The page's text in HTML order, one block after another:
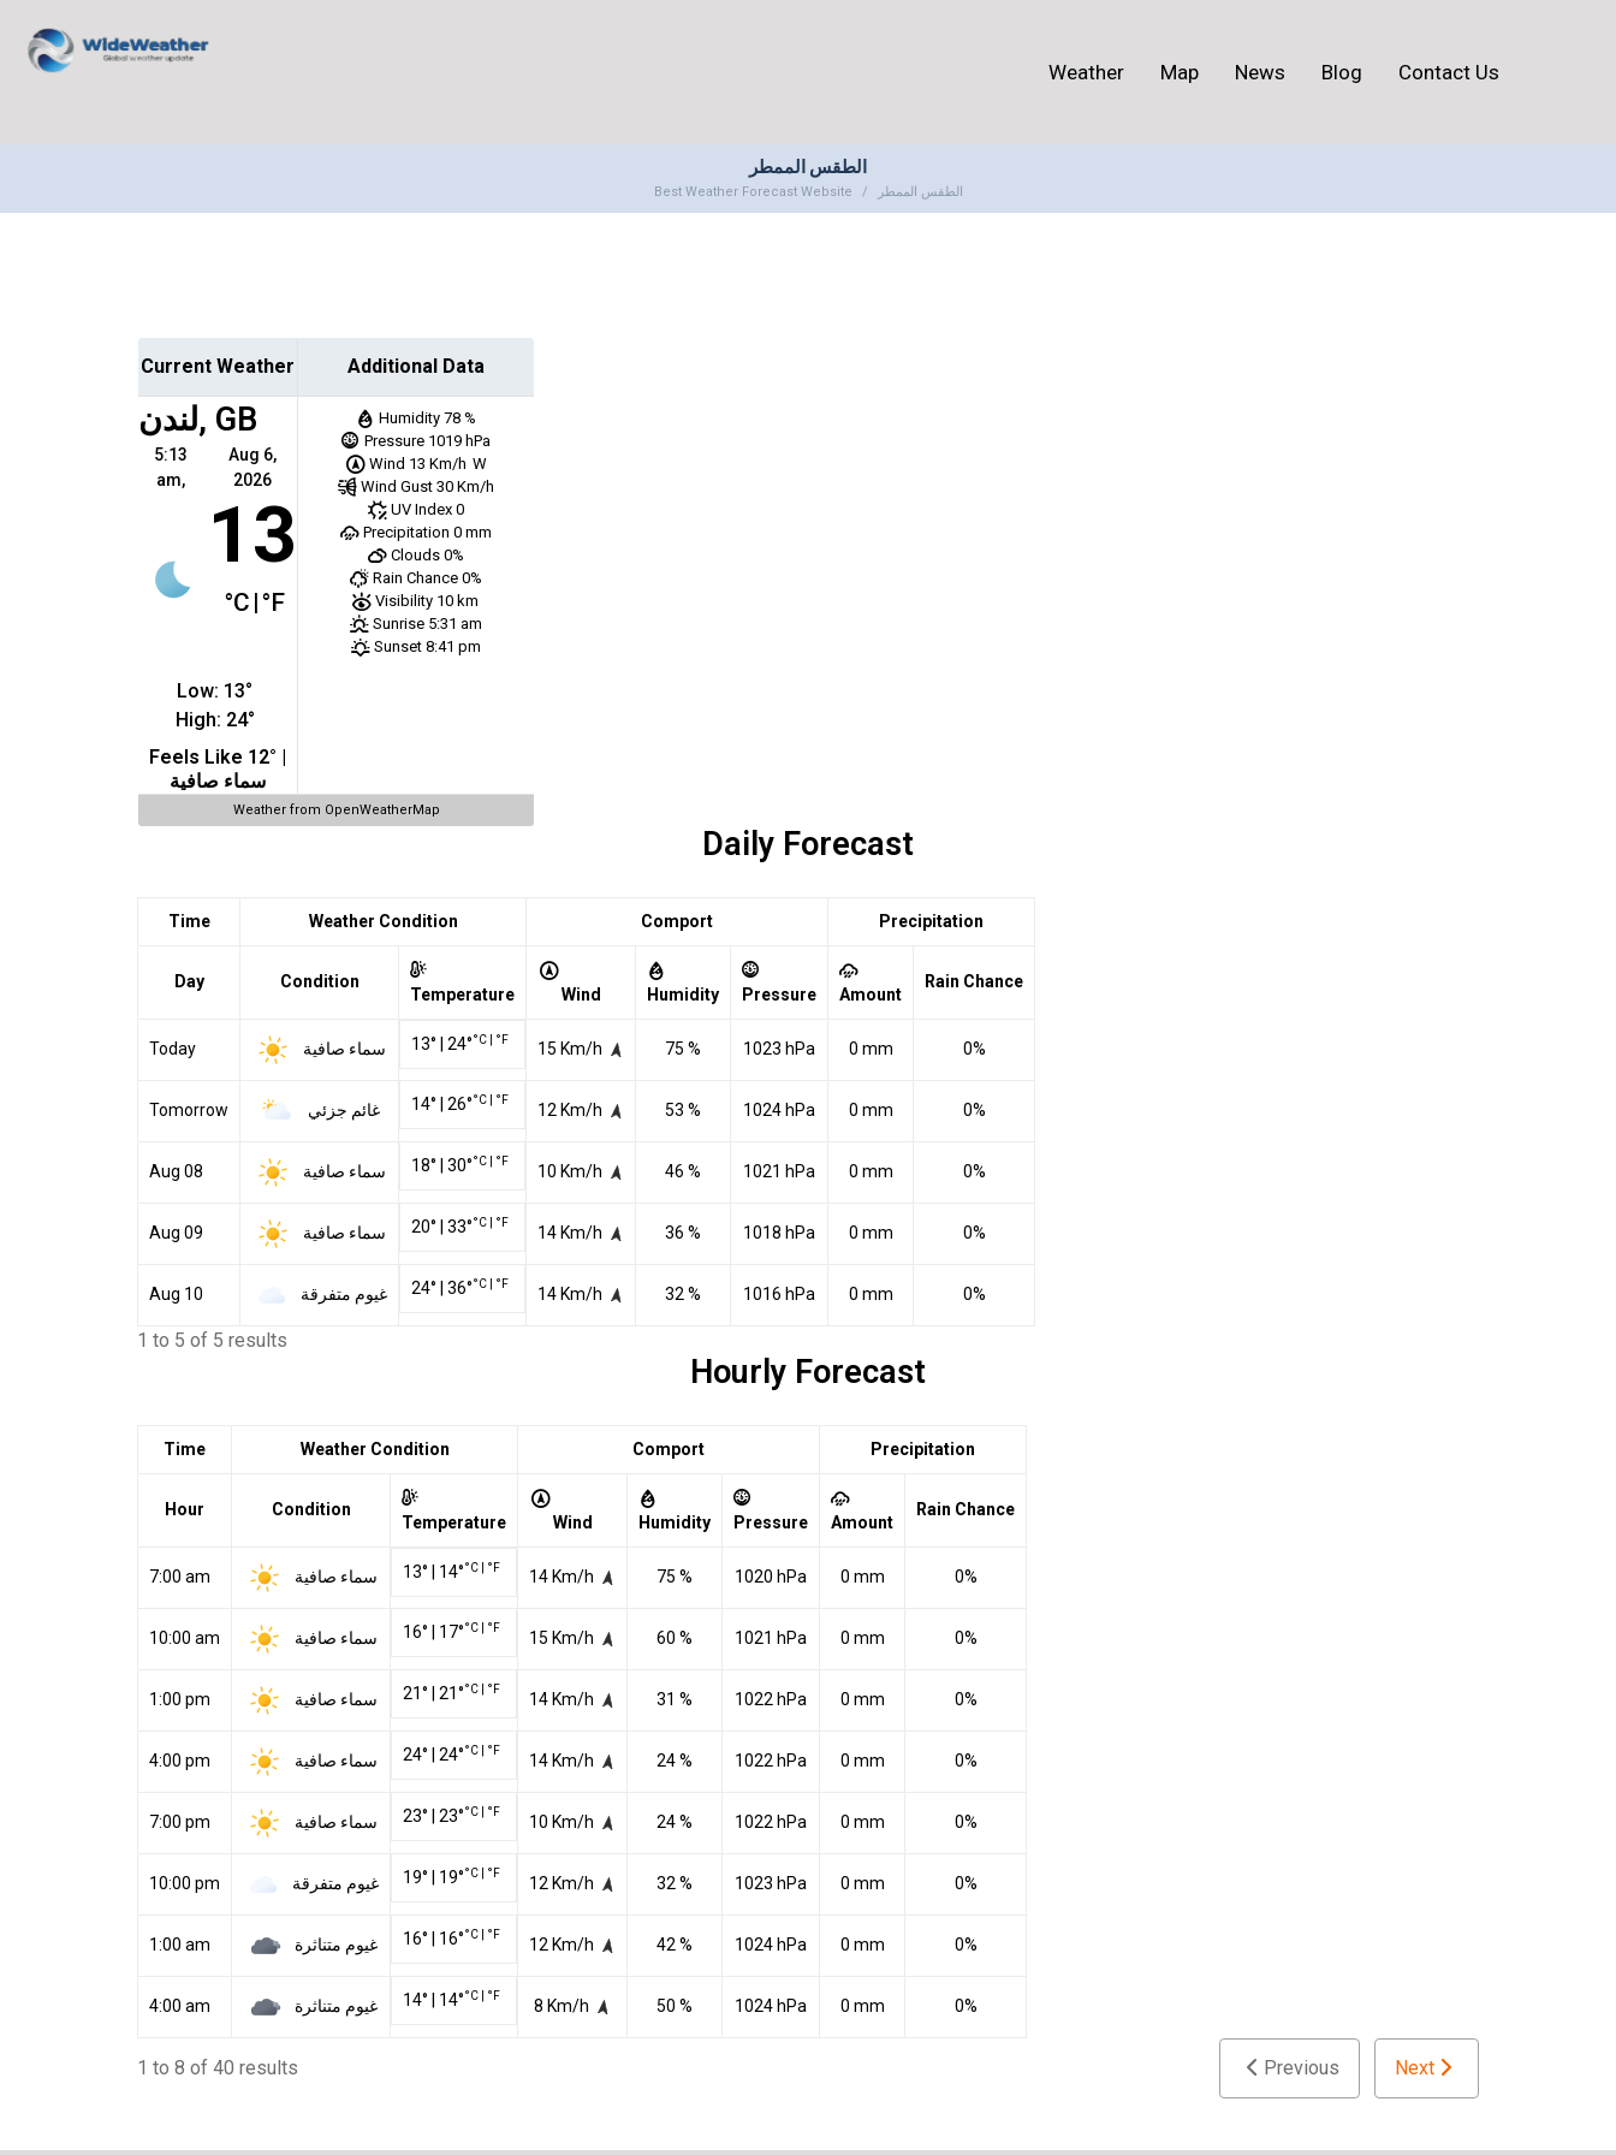
Weather Map News Blog Contact Us
الطقس الممطر
Best Weather Forecast Website الطقس الممطر
Current Weather Additional Data
لندن, GB
5:13
am,
Aug 6,
2026
13
°C |°F
Low: 13°
High: 24°
Feels Like 12° |
سماء صافية
Humidity 78 %
Pressure 1019 hPa
Wind 13 Km/h W
Wind Gust 30 Km/h
UV Index 0
Precipitation 0 mm
Clouds 0%
Rain Chance 0%
Visibility 10 km
Sunrise 5:31 am
Sunset 8:41 pm
Weather from OpenWeatherMap
Daily Forecast
Time Weather Condition Comport Precipitation
Day Condition
Temperature Wind Humidity Pressure Amount
Rain Chance
Today سماء صافية 13° 24°°C °F 15 Km/h 75 % 1023 hPa 0 mm 0%
Tomorrow غائم جزئي 14° 26°°C °F
12 Km/h 53 % 1024 hPa 0 mm 0%
Aug 08 سماء صافية 18° 30°°C °F
10 Km/h 46 % 1021 hPa 0 mm 0%
Aug 09 سماء صافية 20° 33°°C °F
14 Km/h 36 % 1018 hPa 0 mm 0%
Aug 10 غيوم متفرقة 24° 36°°C °F
14 Km/h 32 % 1016 hPa 0 mm 0%
1 to 5 of 5 results
Hourly Forecast
Time Weather Condition Comport Precipitation
Hour Condition
Temperature Wind Humidity Pressure Amount
Rain Chance
7:00 am سماء صافية 13° 14°°C °F 14 Km/h 75 % 1020 hPa 0 mm 0%
10:00 am سماء صافية 16° 17°°C °F
15 Km/h 60 % 1021 hPa 0 mm 0%
1:00 pm سماء صافية 21° 21°°C °F
14 Km/h 31 % 1022 hPa 0 mm 0%
4:00 pm سماء صافية 24° 24°°C °F
14 Km/h 24 % 1022 hPa 0 mm 0%
7:00 pm سماء صافية 23° 23°°C °F
10 Km/h 24 % 1022 hPa 0 mm 0%
10:00 pm غيوم متفرقة 19° 19°°C °F
12 Km/h 32 % 1023 hPa 0 mm 0%
1:00 am غيوم متناثرة 16° 16°°C °F
12 Km/h 42 % 1024 hPa 0 mm 0%
4:00 am غيوم متناثرة 14° 14°°C °F
8 Km/h 50 % 1024 hPa 0 mm 0%
1 to 8 of 40 results Previous Next